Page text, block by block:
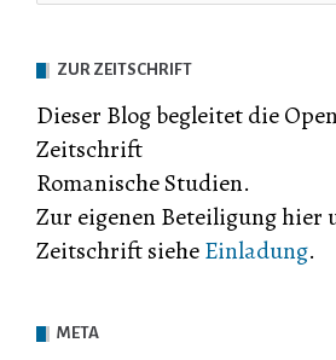
ZUR ZEITSCHRIFT
Dieser Blog begleitet die
Zeitschrift
Romanische Studien.
Zur eigenen Beteiligung hier
Zeitschrift sieheEinladung.
META